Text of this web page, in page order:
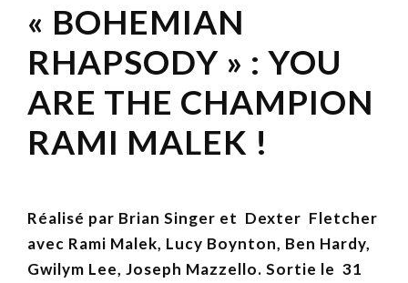
« BOHEMIAN
RHAPSODY » : YOU
ARE THE CHAMPION
RAMI MALEK !
Réalisé par Brian Singer et Dexter Fletcher
avec Rami Malek, Lucy Boynton, Ben Hardy,
Gwilym Lee, Joseph Mazzello. Sortie le 31